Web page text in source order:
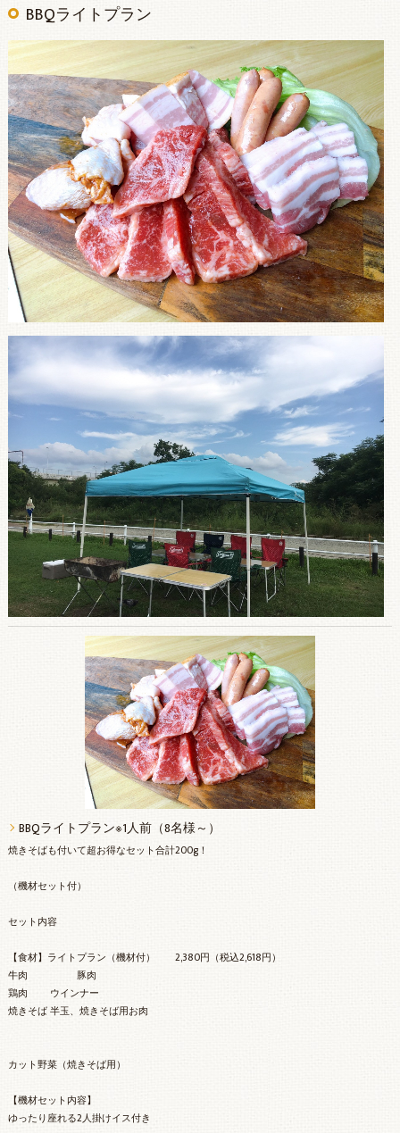
BBQライトプラン
BBQライトプラン※1人前（8名様～）
焼きそばも付いて超お得なセット合計200g！
（機材セット付）
セット内容
【食材】ライトプラン（機材付） 2,380円（税込2,618円）
牛肉 豚肉
鶏肉 ウインナー
焼きそば 半玉、焼きそば用お肉
カット野菜（焼きそば用）
【機材セット内容】
ゆったり座れる2人掛けイス付き